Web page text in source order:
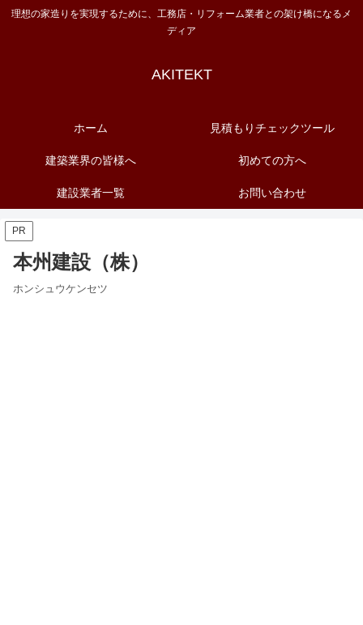
理想の家造りを実現するために、工務店・リフォーム業者との架け橋になるメ
ディア
AKITEKT
ホーム 見積もりチェックツール
建築業界の皆様へ 初めての方へ
建設業者一覧 お問い合わせ
PR
本州建設（株）
ホンシュウケンセツ